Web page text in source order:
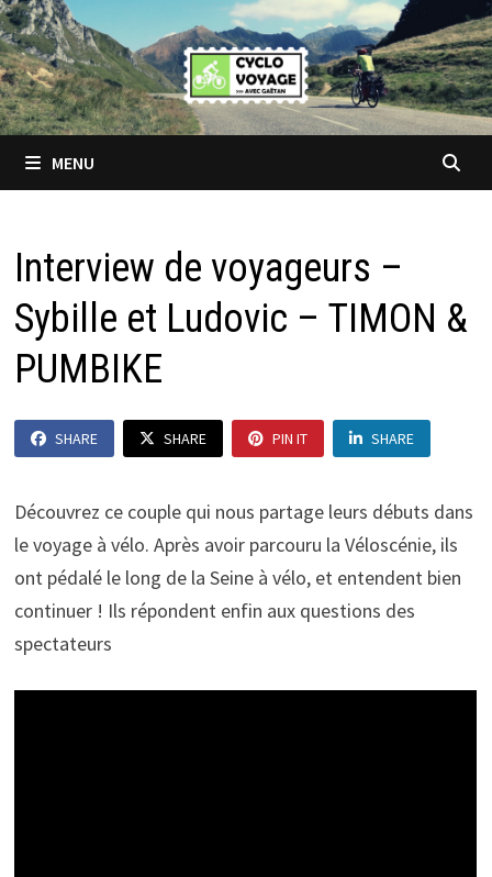
Passer
au
contenu
MENU
Interview de voyageurs –
Sybille et Ludovic – TIMON &
PUMBIKE
SHARE SHARE PIN IT SHARE
Découvrez ce couple qui nous partage leurs débuts dans
le voyage à vélo. Après avoir parcouru la Véloscénie, ils
ont pédalé le long de la Seine à vélo, et entendent bien
continuer ! Ils répondent enfin aux questions des
spectateurs